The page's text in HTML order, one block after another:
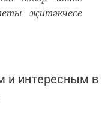
җитәкчесе
и интересным в